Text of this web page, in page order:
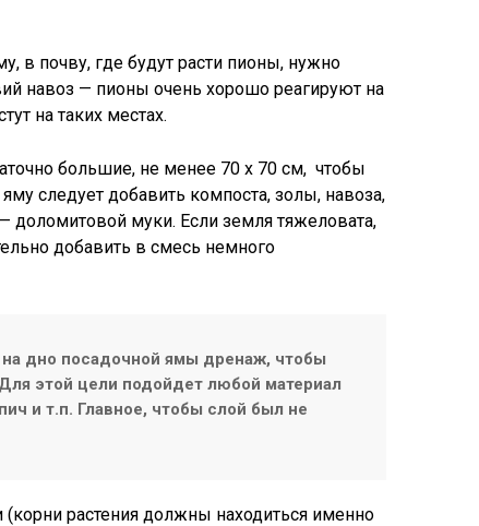
в почву, где будут расти пионы, нужно
навоз — пионы очень хорошо реагируют на
на таких местах.
большие, не менее 70 х 70 см, чтобы
следует добавить компоста, золы, навоза,
доломитовой муки. Если земля тяжеловата,
добавить в смесь немного
дно посадочной ямы дренаж, чтобы
этой цели подойдет любой материал
и т.п. Главное, чтобы слой был не
растения должны находиться именно